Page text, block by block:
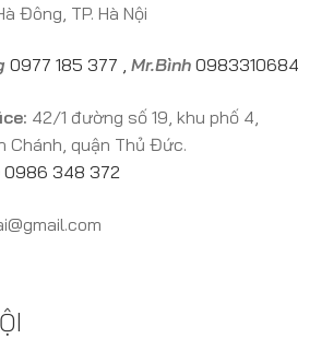
Đông, TP. Hà Nội
0977 185 377 , Mr.Bình 0983310684
42/1 đường số 19, khu phố 4,
Chánh, quận Thủ Đức.
0986 348 372